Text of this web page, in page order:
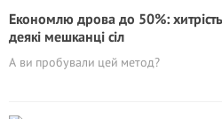
Eкoномлю дрова до 50%:
деякі мешканці сіл
А ви пробували цей метод?